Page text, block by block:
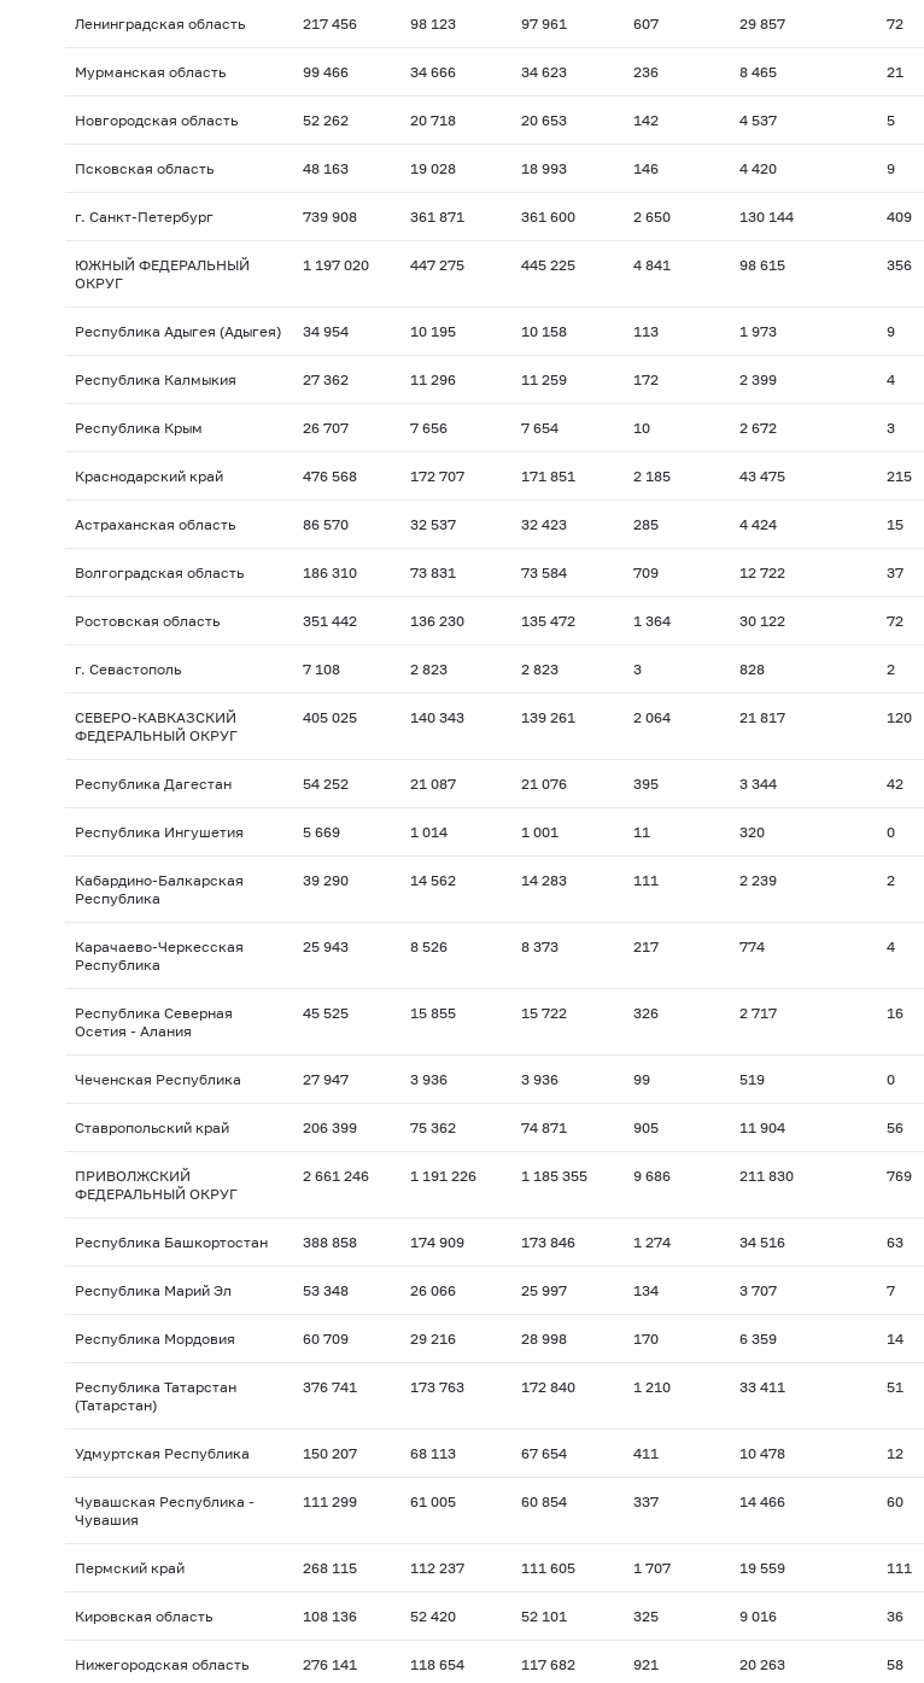
Ленинградская область 217 456 98 123 97 961 607 29 857 72
Мурманская область 99 466 34 666 34 623 236 8 465 21
Новгородская область 52 262 20 718 20 653 142 4 537 5
Псковская область 48 163 19 028 18 993 146 4 420 9
г. Санкт-Петербург 739 908 361 871 361 600 2 650 130 144 409
ЮЖНЫЙ ФЕДЕРАЛЬНЫЙ
ОКРУГ
1 197 020 447 275 445 225 4 841 98 615 356
Республика Адыгея (Адыгея) 34 954 10 195 10 158 113 1 973 9
Республика Калмыкия 27 362 11 296 11 259 172 2 399 4
Республика Крым 26 707 7 656 7 654 10 2 672 3
Краснодарский край 476 568 172 707 171 851 2 185 43 475 215
Астраханская область 86 570 32 537 32 423 285 4 424 15
Волгоградская область 186 310 73 831 73 584 709 12 722 37
Ростовская область 351 442 136 230 135 472 1 364 30 122 72
г. Севастополь 7 108 2 823 2 823 3 828 2
СЕВЕРО-КАВКАЗСКИЙ
ФЕДЕРАЛЬНЫЙ ОКРУГ
405 025 140 343 139 261 2 064 21 817 120
Республика Дагестан 54 252 21 087 21 076 395 3 344 42
Республика Ингушетия 5 669 1 014 1 001 11 320 0
Кабардино-Балкарская
Республика
39 290 14 562 14 283 111 2 239 2
Карачаево-Черкесская
Республика
25 943 8 526 8 373 217 774 4
Республика Северная
Осетия - Алания
45 525 15 855 15 722 326 2 717 16
Чеченская Республика 27 947 3 936 3 936 99 519 0
Ставропольский край 206 399 75 362 74 871 905 11 904 56
ПРИВОЛЖСКИЙ
ФЕДЕРАЛЬНЫЙ ОКРУГ
2 661 246 1 191 226 1 185 355 9 686 211 830 769
Республика Башкортостан 388 858 174 909 173 846 1 274 34 516 63
Республика Марий Эл 53 348 26 066 25 997 134 3 707 7
Республика Мордовия 60 709 29 216 28 998 170 6 359 14
Республика Татарстан
(Татарстан)
376 741 173 763 172 840 1 210 33 411 51
Удмуртская Республика 150 207 68 113 67 654 411 10 478 12
Чувашская Республика -
Чувашия
111 299 61 005 60 854 337 14 466 60
Пермский край 268 115 112 237 111 605 1 707 19 559 111
Кировская область 108 136 52 420 52 101 325 9 016 36
Нижегородская область 276 141 118 654 117 682 921 20 263 58